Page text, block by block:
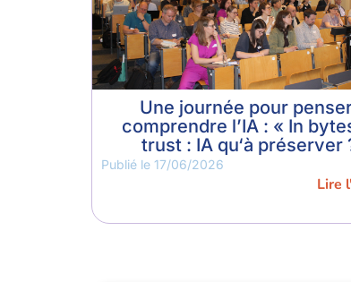
Une journée pour
comprendre l’IA : « In
trust : IA qu‘à préserver
Publié le 17/06/2026
Lire